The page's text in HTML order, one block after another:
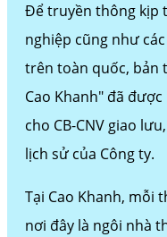
Để truyền thông kịp
nghiệp cũng như
trên toàn quốc, bản
Cao Khanh" đã
cho CB-CNV giao
lịch sử của Công ty.
Tại Cao Khanh, mỗi
nơi đây là ngôi nhà